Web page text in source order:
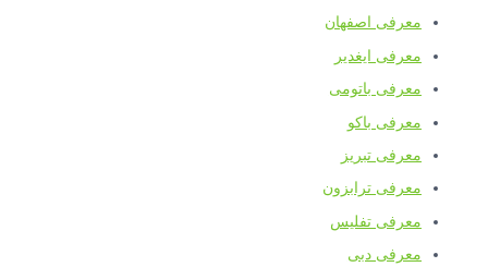
معرفی اصفهان
معرفی ایغدیر
معرفی باتومی
معرفی باکو
معرفی تبریز
معرفی ترابزون
معرفی تفلیس
معرفی دبی